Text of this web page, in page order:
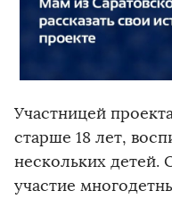
Участницей
старше 18 лет,
нескольких детей.
участие